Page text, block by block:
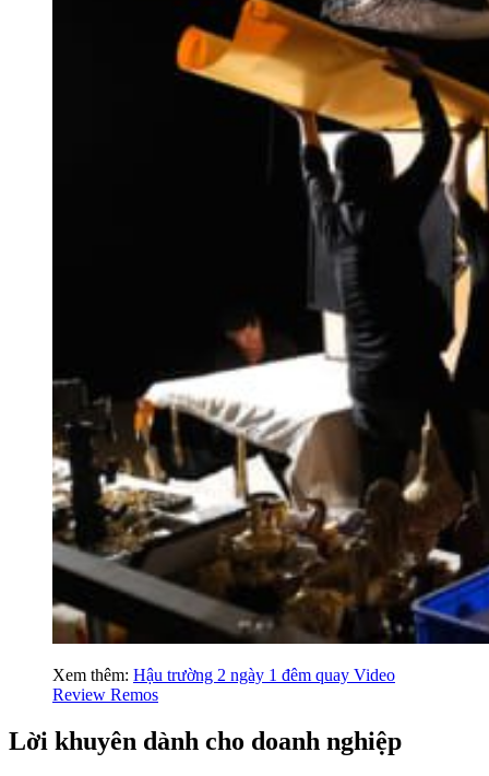
Xem thêm: Hậu trường 2 ngày 1 đêm quay Video
Review Remos
Lời khuyên dành cho doanh nghiệp